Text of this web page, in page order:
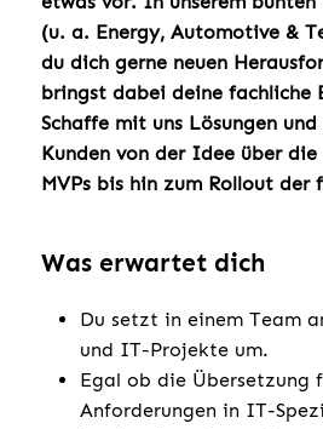
(u. a. Energy, Automotive &
du dich gerne neuen
bringst dabei deine fachliche
Schaffe mit uns Lösungen
Kunden von der Idee über die
MVPs bis hin zum Rollout der
Was erwartet dich
Du setzt in einem Team
und IT-Projekte um.
Egal ob die Übersetzung
Anforderungen in IT-